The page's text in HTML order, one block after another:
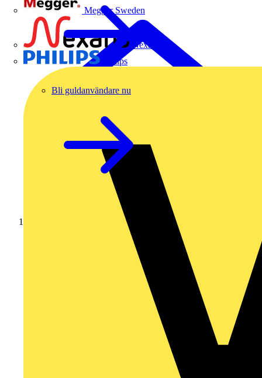
Megger Sweden
Nexans
Philips
Bli guldanvändare nu